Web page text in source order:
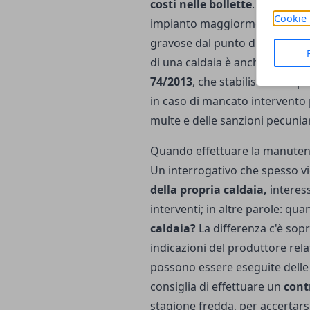
Cookie
costi nelle bollette. Infine,
impianto maggiormente, per
gravose dal punto di vista
di una caldaia è anche un
74/2013, che stabilisce i tempi
in caso di mancato
multe e delle sanzioni
Quando effettuare la
Un interrogativo che spesso
della propria caldaia,
interventi; in altre parole:
caldaia?La differenza c'è
indicazioni del produttore
possono essere eseguite
consiglia di effettuare un
stagione fredda, per